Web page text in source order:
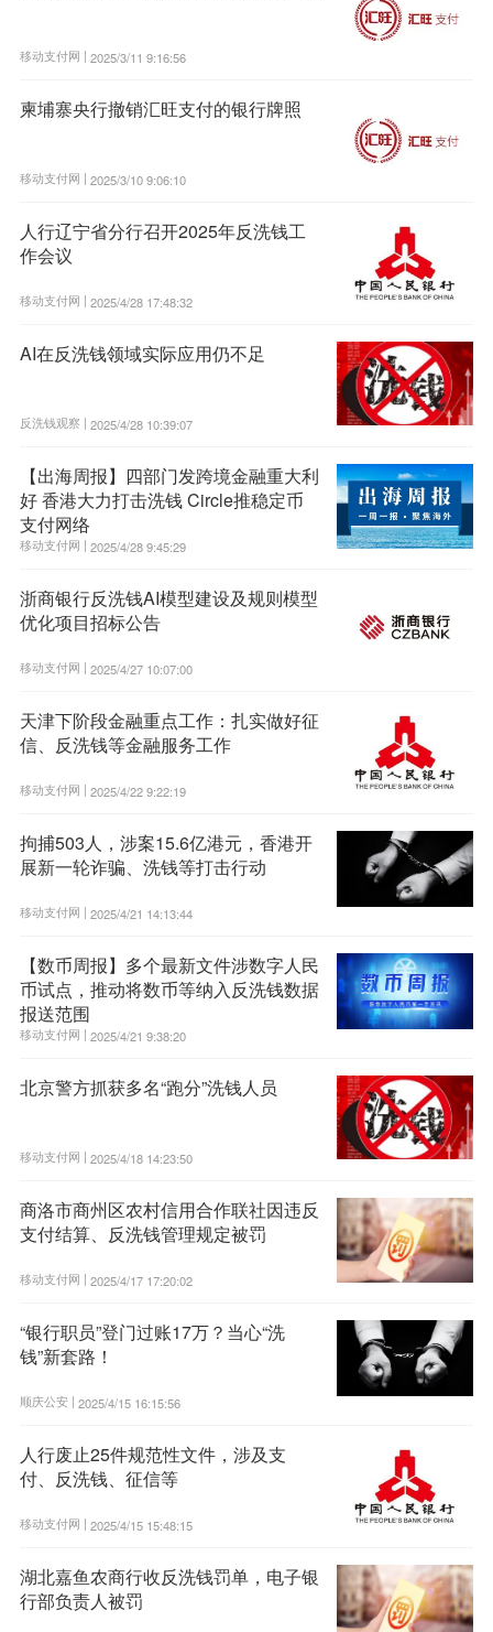
移动支付网 | 2025/3/11 9:16:56
柬埔寨央行撤销汇旺支付的银行牌照
移动支付网 | 2025/3/10 9:06:10
人行辽宁省分行召开2025年反洗钱工
作会议
移动支付网 | 2025/4/28 17:48:32
AI在反洗钱领域实际应用仍不足
反洗钱观察 | 2025/4/28 10:39:07
【出海周报】四部门发跨境金融重大利
好 香港大力打击洗钱 Circle推稳定币
支付网络
移动支付网 | 2025/4/28 9:45:29
浙商银行反洗钱AI模型建设及规则模型
优化项目招标公告
移动支付网 | 2025/4/27 10:07:00
天津下阶段金融重点工作：扎实做好征
信、反洗钱等金融服务工作
移动支付网 | 2025/4/22 9:22:19
拘捕503人，涉案15.6亿港元，香港开
展新一轮诈骗、洗钱等打击行动
移动支付网 | 2025/4/21 14:13:44
【数币周报】多个最新文件涉数字人民
币试点，推动将数币等纳入反洗钱数据
报送范围
移动支付网 | 2025/4/21 9:38:20
北京警方抓获多名“跑分”洗钱人员
移动支付网 | 2025/4/18 14:23:50
商洛市商州区农村信用合作联社因违反
支付结算、反洗钱管理规定被罚
移动支付网 | 2025/4/17 17:20:02
“银行职员”登门过账17万？当心“洗
钱”新套路！
顺庆公安 | 2025/4/15 16:15:56
人行废止25件规范性文件，涉及支
付、反洗钱、征信等
移动支付网 | 2025/4/15 15:48:15
湖北嘉鱼农商行收反洗钱罚单，电子银
行部负责人被罚